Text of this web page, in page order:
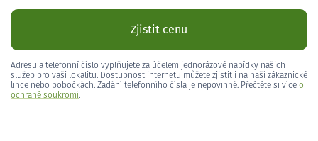
Zjistit cenu
Adresu a telefonní číslo vyplňujete za účelem jednorázové nabídky našich
služeb pro vaši lokalitu. Dostupnost internetu můžete zjistit i na naší zákaznické
lince nebo pobočkách. Zadání telefonního čísla je nepovinné. Přečtěte si více o
ochraně soukromí.